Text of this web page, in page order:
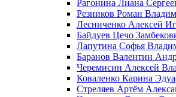
Рагонина Лиана
Резников Роман
Лесниченко Алексей
Байдуев Цечо
Лапутина Софья
Баранов Валентин
Черемисин Алексей
Коваленко Карина
Стреляев Артём